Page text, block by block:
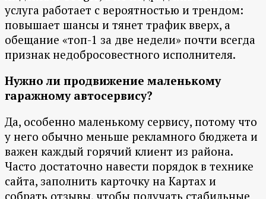
услуга работает с вероятностью и трендом:
повышает шансы и тянет трафик вверх, а
обещание «топ-1 за две недели» почти всегда
признак недобросовестного исполнителя.
Нужно ли продвижение маленькому
гаражному автосервису?
Да, особенно маленькому сервису, потому что
у него обычно меньше рекламного бюджета и
важен каждый горячий клиент из района.
Часто достаточно навести порядок в технике
сайта, заполнить карточку на Картах и
собрать отзывы, чтобы получать стабильные